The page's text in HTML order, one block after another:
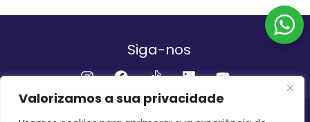
Valorizamos a sua privacidade
Siga-nos
Institucional